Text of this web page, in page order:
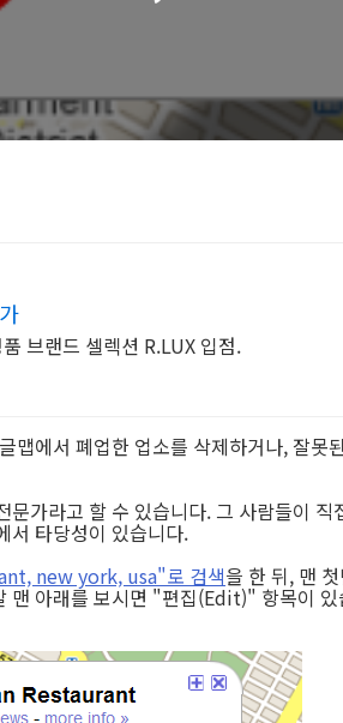
브랜드 셀렉션 R.LUX 입점.
맵에서 폐업한 업소를 삭제하거나, 잘못
가라고 할 수 있습니다. 그 사람들이 직
서 타당성이 있습니다.
new york, usa"로 검색을 한 뒤, 맨
맨 아래를 보시면 "편집(Edit)" 항목이 있